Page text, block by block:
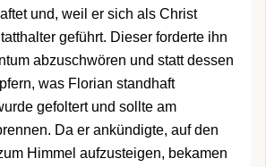
und, weil er sich als Christ
geführt. Dieser forderte ihn
abzuschwören und statt dessen
was Florian standhaft
gefoltert und sollte am
Da er ankündigte, auf den
Himmel aufzusteigen, bekamen